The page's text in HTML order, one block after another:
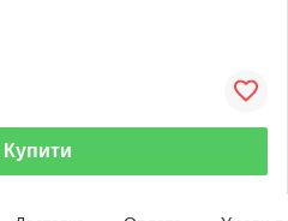
Купити